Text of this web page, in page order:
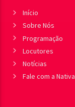
Início
Sobre Nós
Programação
Locutores
Notícias
Fale com a Nativa